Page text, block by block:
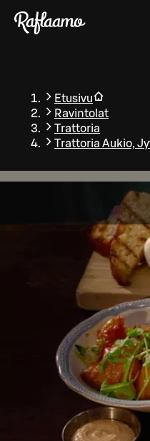
Siirry pääsisältöön
Etusivu
Ravintolat
Trattoria
Trattoria Aukio,